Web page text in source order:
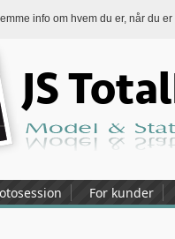
info om hvem du er, når du
For kunder